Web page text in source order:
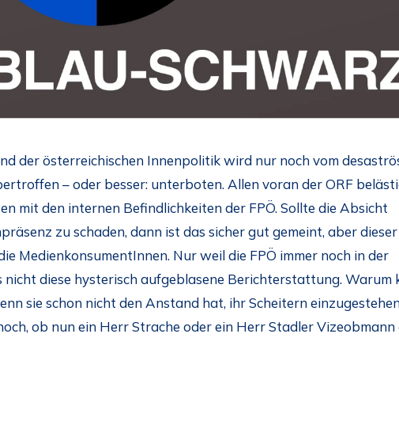
der österreichischen Innenpolitik wird nur noch vom
– oder besser: unterboten. Allen voran der ORF
mit den internen Befindlichkeiten der FPÖ. Sollte die Absicht
zu schaden, dann ist das sicher gut gemeint, aber dieser
MedienkonsumentInnen. Nur weil die FPÖ immer noch in der
diese hysterisch aufgeblasene Berichterstattung. Warum
sie schon nicht den Anstand hat, ihr Scheitern
ob nun ein Herr Strache oder ein Herr Stadler Vizeobmann